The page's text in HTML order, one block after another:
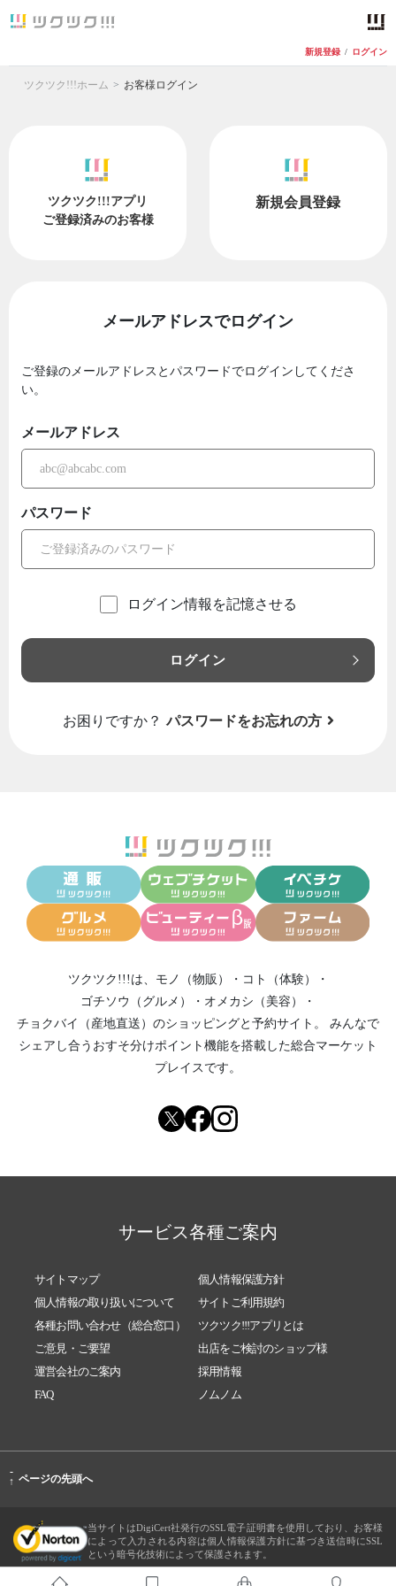
新規登録 / ログイン
ツクツク!!!ホーム お客様ログイン
ツクツク!!!アプリ
ご登録済みのお客様
新規会員登録
メールアドレスでログイン
ご登録のメールアドレスとパスワードでログインしてくださ
い。
メールアドレス
パスワード
ログイン情報を記憶させる
ログイン
お困りですか？ パスワードをお忘れの方
ツクツク!!!は、 モノ（物販） ・ コト（体験）
・
ゴチソウ（グルメ）
・ オメカシ（美容）
・
チョクバイ（産地直送） のショッピングと予約サイト。
みんなで
シェアし合う おすそ分けポイント機能を搭載した総合マーケット
プレイスです。
サービス各種ご案内
サイトマップ
個人情報保護方針
個人情報の取り扱いについて
サイトご利用規約
各種お問い合わせ（総合窓口）
ツクツク!!!アプリとは
ご意見・ご要望
出店をご検討のショップ様
運営会社のご案内
採用情報
FAQ
ノムノム
-
↑ ページの先頭へ
当サイトはDigiCert社発行のSSL電子証明書を使用しており、お客様
によって入力される内容は個人情報保護方針に基づき送信時にSSL
という暗号化技術によって保護されます。